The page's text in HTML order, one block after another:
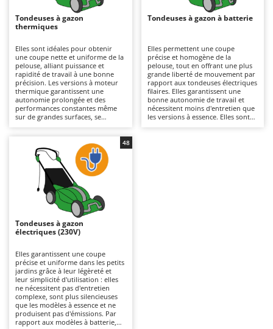
Aspirateurs Multifonctions
Atomiseurs agricoles pour tracteurs
Atomiseurs pour traitements
Autolaveuses
Autres produits
B
Balayeuses
Bancs de scie pour le bois - Scies à bûches
Barbecues
Bennes pour tracteur
Brosses pour sols extérieurs
Brouettes à moteur
Broyeurs à axe horizontal pour tracteur
Butteurs pour tracteur
C
Chargeurs de batterie - Démarreurs
Charrues pour tracteur
Alpina
Ama
Ambrogio Robot
Annovi Reverberi
ANTHBOT
Archman
Ardes
Argo
Ariete
Attila
Ausonia
Awelco
B
Baesso
Bahco
Tondeuses à gazon
thermiques
Elles sont idéales pour obtenir
une coupe nette et uniforme de la
pelouse, alliant puissance et
rapidité de travail à une bonne
précision. Les versions à moteur
thermique garantissent une
autonomie prolongée et des
performances constantes même
sur de grandes surfaces, se
puissance supérieure et leur
capacité à affronter une herbe
plus dense. Pour les maintenir
efficaces, il est nécessaire de
contrôler régulièrement le filtre à
air, l’huile et les bougies.
Tondeuses à gazon à batterie
Elles permettent une coupe
précise et homogène de la
pelouse, tout en offrant une plus
grande liberté de mouvement par
rapport aux tondeuses électriques
filaires. Elles garantissent une
bonne autonomie de travail et
nécessitent moins d'entretien que
les versions à essence. Elles sont
Tondeuses à gazon
électriques (230V)
Elles garantissent une coupe
précise et uniforme dans les petits
jardins grâce à leur légèreté et
leur simplicité d'utilisation : elles
ne nécessitent pas d'entretien
complexe, sont plus silencieuses
que les modèles à essence et ne
produisent pas d'émissions. Par
rapport aux modèles à batterie,
48